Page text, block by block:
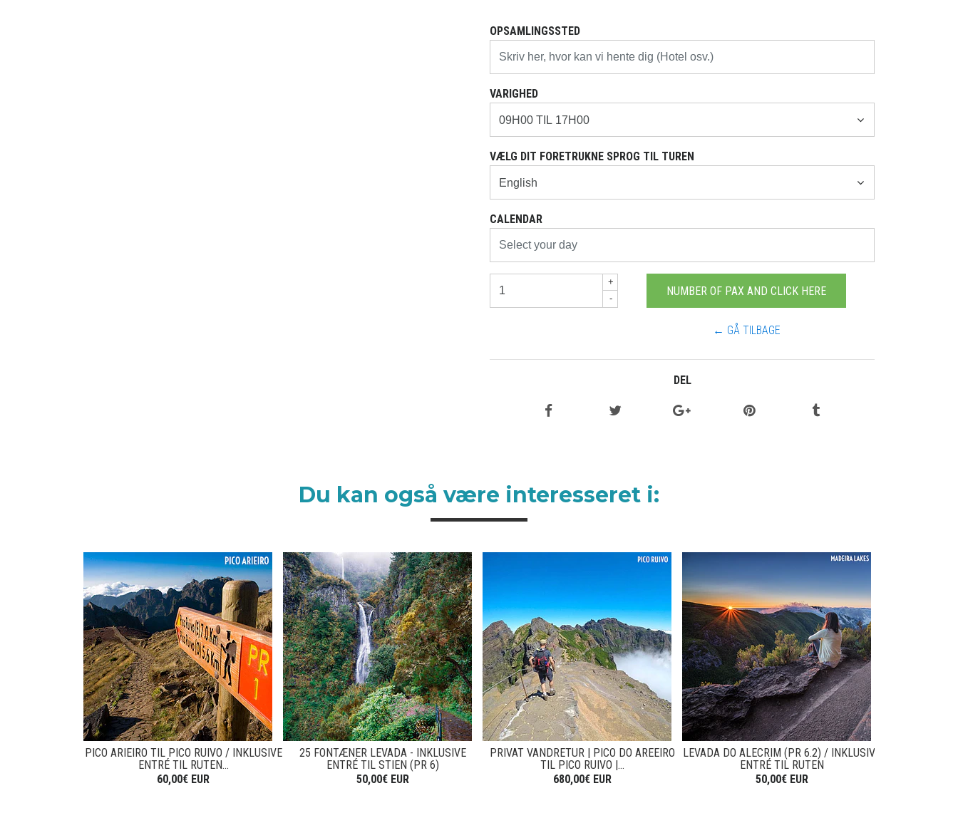
OPSAMLINGSSTED
VARIGHED
VÆLG DIT FORETRUKNE SPROG TIL TUREN
CALENDAR
+
-
← GÅ TILBAGE
DEL
Du kan også være interesseret i:
PICO ARIEIRO TIL PICO RUIVO / INKLUSIVE
ENTRÉ TIL RUTEN...
60,00€ EUR
25 FONTÆNER LEVADA - INKLUSIVE
ENTRÉ TIL STIEN (PR 6)
50,00€ EUR
PRIVAT VANDRETUR | PICO DO AREEIRO
TIL PICO RUIVO |...
680,00€ EUR
LEVADA DO ALECRIM (PR 6.2) / INKLUSIVE
ENTRÉ TIL RUTEN
50,00€ EUR